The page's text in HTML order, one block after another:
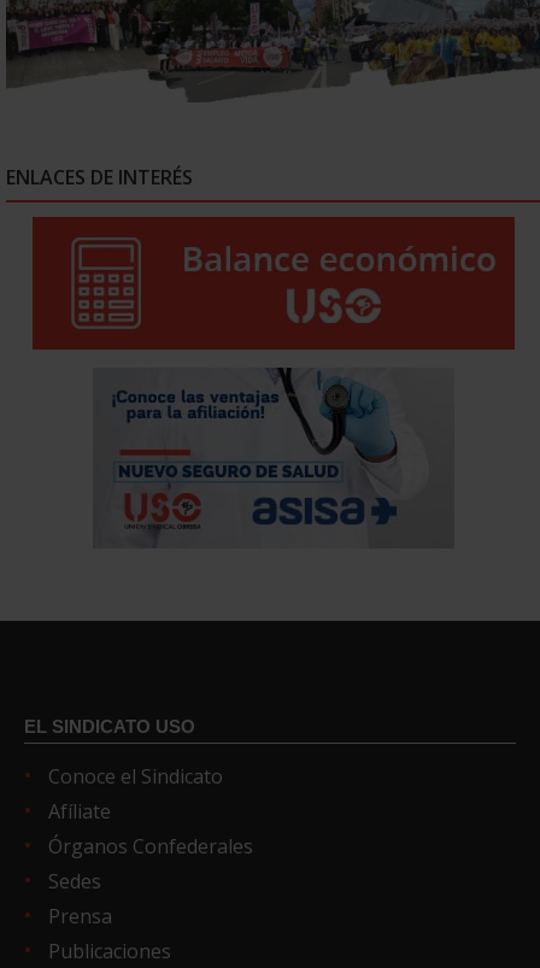
ENLACES DE INTERÉS
EL SINDICATO USO
Conoce el Sindicato
Afíliate
Órganos Confederales
Sedes
Prensa
Publicaciones